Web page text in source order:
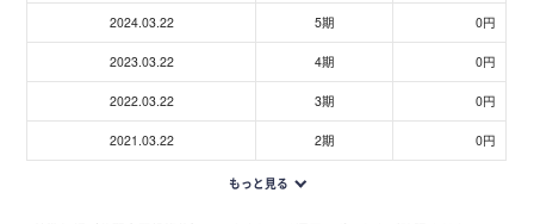
2024.03.22 5期 0円
2023.03.22 4期 0円
2022.03.22 3期 0円
2021.03.22 2期 0円
もっと見る